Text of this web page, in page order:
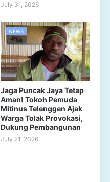
July 31, 2026
NEWS
Jaga Puncak Jaya Tetap
Aman! Tokoh Pemuda
Mitinus Telenggen Ajak
Warga Tolak Provokasi,
Dukung Pembangunan
July 21, 2026